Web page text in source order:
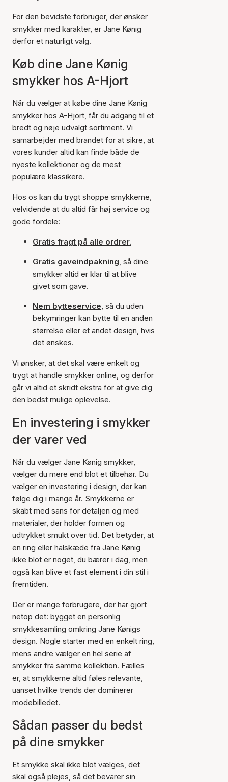
For den bevidste forbruger, der ønsker
smykker med karakter, er Jane Kønig
derfor et naturligt valg.
Køb dine Jane Kønig
smykker hos A-Hjort
Når du vælger at købe dine Jane Kønig
smykker hos A-Hjort, får du adgang til et
bredt og nøje udvalgt sortiment. Vi
samarbejder med brandet for at sikre, at
vores kunder altid kan finde både de
nyeste kollektioner og de mest
populære klassikere.
Hos os kan du trygt shoppe smykkerne,
velvidende at du altid får høj service og
gode fordele:
Gratis fragt på alle ordrer.
Gratis gaveindpakning, så dine
smykker altid er klar til at blive
givet som gave.
Nem bytteservice, så du uden
bekymringer kan bytte til en anden
størrelse eller et andet design, hvis
det ønskes.
Vi ønsker, at det skal være enkelt og
trygt at handle smykker online, og derfor
går vi altid et skridt ekstra for at give dig
den bedst mulige oplevelse.
En investering i smykker
der varer ved
Når du vælger Jane Kønig smykker,
vælger du mere end blot et tilbehør. Du
vælger en investering i design, der kan
følge dig i mange år. Smykkerne er
skabt med sans for detaljen og med
materialer, der holder formen og
udtrykket smukt over tid. Det betyder, at
en ring eller halskæde fra Jane Kønig
ikke blot er noget, du bærer i dag, men
også kan blive et fast element i din stil i
fremtiden.
Der er mange forbrugere, der har gjort
netop det: bygget en personlig
smykkesamling omkring Jane Kønigs
design. Nogle starter med en enkelt ring,
mens andre vælger en hel serie af
smykker fra samme kollektion. Fælles
er, at smykkerne altid føles relevante,
uanset hvilke trends der dominerer
modebilledet.
Sådan passer du bedst
på dine smykker
Et smykke skal ikke blot vælges, det
skal også plejes, så det bevarer sin